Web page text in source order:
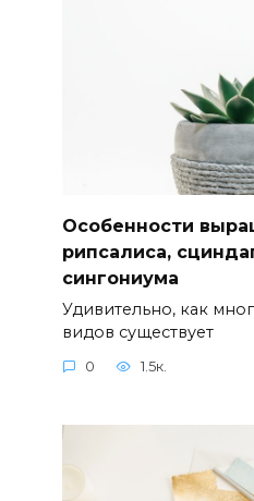
Особенности
рипсалиса,
сингониума
Удивительно, как
видов существует
0 1.5к.